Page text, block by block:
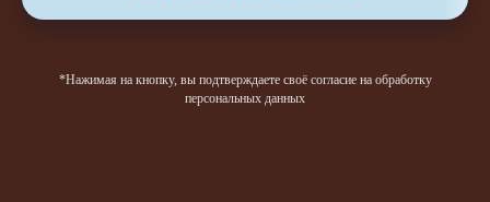
*Нажимая на кнопку, вы подтверждаете своё согласие на обработку
персональных данных